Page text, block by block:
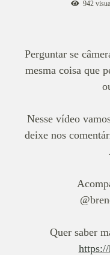
942
Perguntar se
mesma coisa que
Nesse vídeo
deixe nos
Quer saber